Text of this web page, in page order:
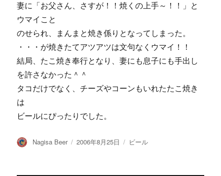
妻に「お父さん、さすが！！焼くの上手～！！」と
ウマイこと
のせられ、まんまと焼き係りとなってしまった。
・・・が焼きたてアツアツは文句なくウマイ！！
結局、たこ焼き奉行となり、妻にも息子にも手出し
を許さなかった＾＾
タコだけでなく、チーズやコーンもいれたたこ焼き
は
ビールにぴったりでした。
投
Nagisa Beer
投
2006年8月25日
カ
ビール